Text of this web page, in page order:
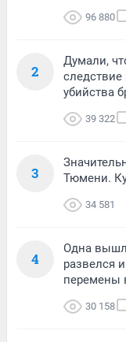
96 880
2
Думали,
следствие
убийства
39 322
3
Тюмени.
34 581
4
Одна
развелся
перемены
30 158